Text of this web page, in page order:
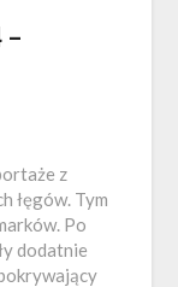
z
łęgów. Tym
Po
dodatnie